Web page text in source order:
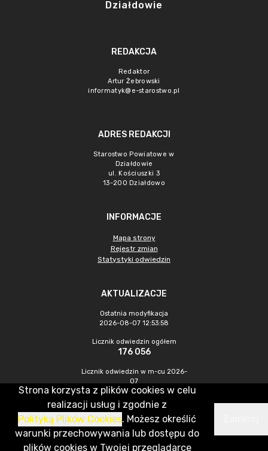
Działdowie
REDAKCJA
Redaktor
Artur Żebrowski
informatyk@e-starostwo.pl
ADRES REDAKCJI
Starostwo Powiatowe w
Działdowie
ul. Kościuszki 3
13-200 Działdowo
INFORMACJE
Mapa strony
Rejestr zmian
Statystyki odwiedzin
AKTUALIZACJE
Ostatnia modyfikacja
2026-08-07 12:53:58
Licznik odwiedzin ogółem
176 056
Licznik odwiedzin w m-cu 2026-
07
441
CMS & Hosting: Nefeni Sp. z o.o.
Strona korzysta z plików cookies w celu
realizacji usług i zgodnie z
Polityką Plików Cookies. Możesz określić
warunki przechowywania lub dostępu do
plików cookies w Twojej przeglądarce